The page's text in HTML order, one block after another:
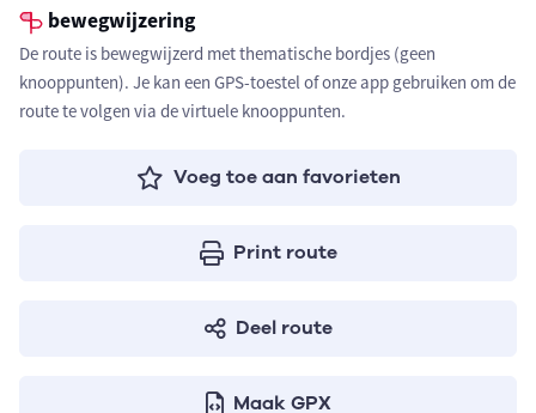
bewegwijzering
De route is bewegwijzerd met thematische bordjes (geen
knooppunten). Je kan een GPS-toestel of onze app gebruiken om de
route te volgen via de virtuele knooppunten.
Voeg toe aan favorieten
Print route
Deel route
Maak GPX